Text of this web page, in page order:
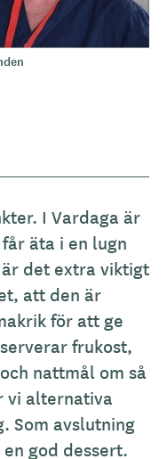
I Vardaga är
äta i en lugn
det extra viktigt
att den är
för att ge
frukost,
nattmål om så
vi alternativa
Som avslutning
god dessert.